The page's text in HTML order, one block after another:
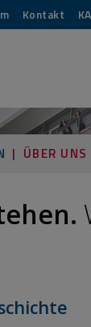
Kontakt
ÜBER UNS